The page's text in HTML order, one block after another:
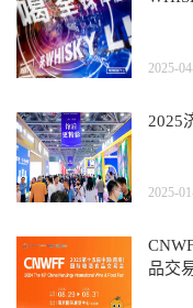
2025-
2025
2025-
品交